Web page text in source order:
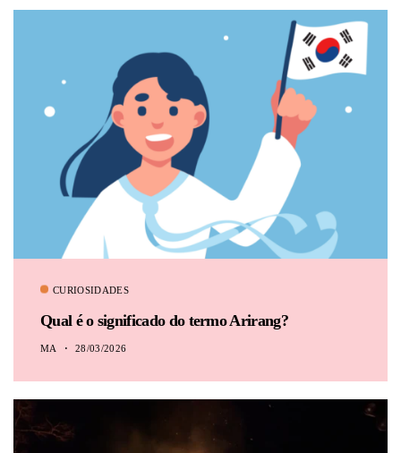
CURIOSIDADES
Qual é o significado do termo Arirang?
MA 28/03/2026